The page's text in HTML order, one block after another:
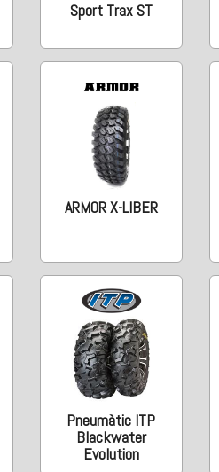
Sport Trax ST
ARMOR X-LIBER
Pneumàtic ITP
Blackwater
Evolution